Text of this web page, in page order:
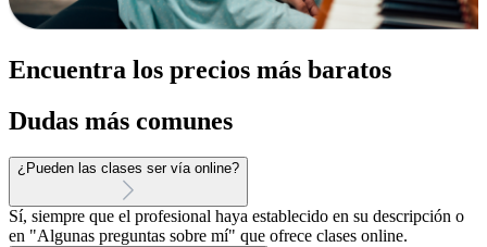
Encuentra los precios más baratos
Dudas más comunes
¿Pueden las clases ser vía online?
Sí, siempre que el profesional haya establecido en su descripción o
en "Algunas preguntas sobre mí" que ofrece clases online.